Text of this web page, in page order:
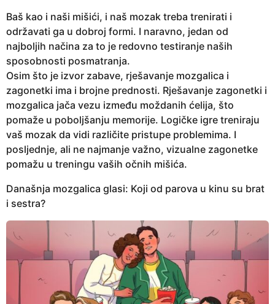
a
g
o
Baš kao i naši mišići, i naš mozak treba trenirati i
održavati ga u dobroj formi. I naravno, jedan od
najboljih načina za to je redovno testiranje naših
sposobnosti posmatranja.
Osim što je izvor zabave, rješavanje mozgalica i
zagonetki ima i brojne prednosti. Rješavanje zagonetki i
mozgalica jača vezu između moždanih ćelija, što
pomaže u poboljšanju memorije. Logičke igre treniraju
vaš mozak da vidi različite pristupe problemima. I
posljednje, ali ne najmanje važno, vizualne zagonetke
pomažu u treningu vaših očnih mišića.
Današnja mozgalica glasi: Koji od parova u kinu su brat
i sestra?